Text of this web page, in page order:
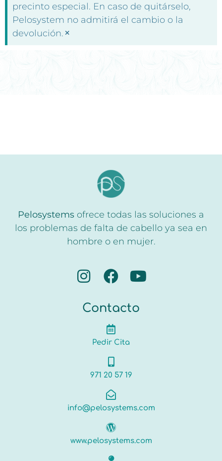
precinto especial. En caso de quitárselo,
Pelosystem no admitirá el cambio o la
devolución. ×
Pelosystems ofrece todas las soluciones a
los problemas de falta de cabello ya sea en
hombre o en mujer.
Contacto
Pedir Cita
971 20 57 19
info@pelosystems.com
www.pelosystems.com